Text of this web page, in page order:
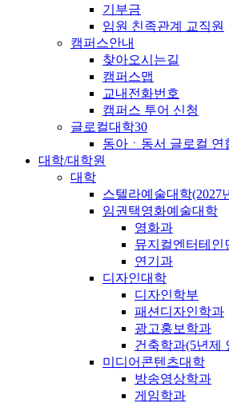
기부금
임원 친족관계 교직원
캠퍼스안내
찾아오시는길
캠퍼스맵
교내전화번호
캠퍼스 투어 신청
글로컬대학30
동아ㆍ동서 글로컬 연
대학/대학원
대학
스텔라예술대학(2027
임권택영화예술대학
영화과
뮤지컬엔터테인
연기과
디자인대학
디자인학부
패션디자인학과
광고홍보학과
건축학과(5년제
미디어콘텐츠대학
방송영상학과
게임학과